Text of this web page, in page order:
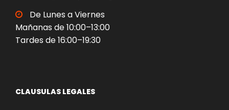
De Lunes a Viernes
Mañanas de 10:00–13:00
Tardes de 16:00–19:30
CLAUSULAS LEGALES